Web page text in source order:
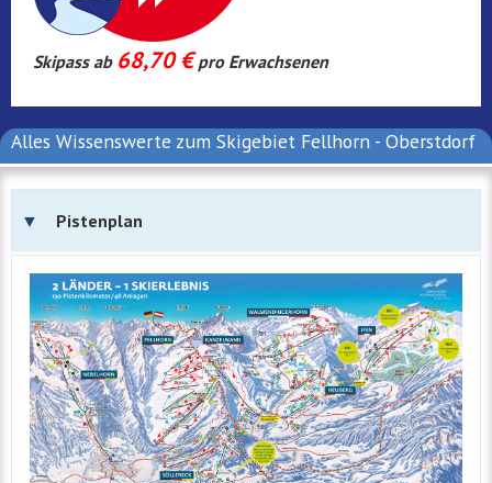
Skipass ab 68,70 €pro Erwachsenen
Alles Wissenswerte zum Skigebiet Fellhorn - Oberstdorf
Pistenplan